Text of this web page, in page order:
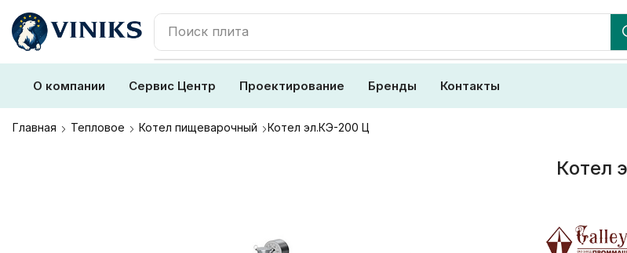
Поиск плита
О компании Сервис Центр Проектирование Бренды Контакты
Главная Тепловое Котел пищеварочный Котел эл.КЭ-200 Ц
Котел